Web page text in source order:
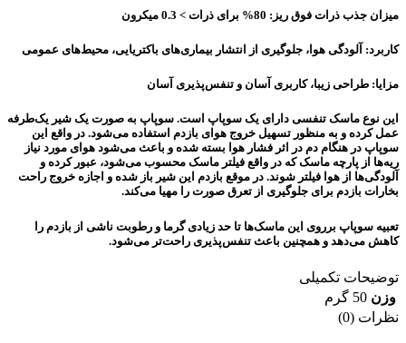
میزان جذب ذرات فوق ریز: 80% برای ذرات ˂ 0.3 میکرون
کاربرد: آلودگی هوا، جلوگیری از انتشار بیماری‌های باکتریایی، محیط‌های عمومی
مزایا: طراحی زیبا، کاربری آسان و تنفس‌پذیری آسان
این نوع ماسک تنفسی دارای یک سوپاپ است. سوپاپ به صورت یک شیر یک‌طرفه
عمل کرده و به منظور تسهیل خروج هوای بازدم استفاده می‌شود. در واقع این
سوپاپ در هنگام دم در اثر فشار هوا بسته شده و باعث می‌شود هوای مورد نیاز
ریه‌ها از پارچه ماسک که در واقع فیلتر ماسک محسوب می‌شود، عبور کرده و
آلودگی‌ها از هوا فیلتر شوند. در موقع بازدم این شیر باز شده و اجازه خروج راحت
بخارات بازدم برای جلوگیری از تعرق صورت را مهیا می‌کند.
تعبیه سوپاپ برروی این ماسک‌ها تا حد زیادی گرما و رطوبت ناشی از بازدم را
کاهش می‌دهد و همچنین باعث تنفس‌پذیری راحت‌تر می‌شود.
توضیحات تکمیلی
وزن 50 گرم
نظرات (0)